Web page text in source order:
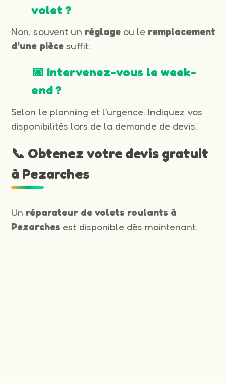
volet ?
Non, souvent un réglage ou le remplacement
d’une pièce suffit.
📅 Intervenez-vous le week-
end ?
Selon le planning et l’urgence. Indiquez vos
disponibilités lors de la demande de devis.
📞 Obtenez votre devis gratuit
à Pezarches
Un réparateur de volets roulants à
Pezarches est disponible dès maintenant.